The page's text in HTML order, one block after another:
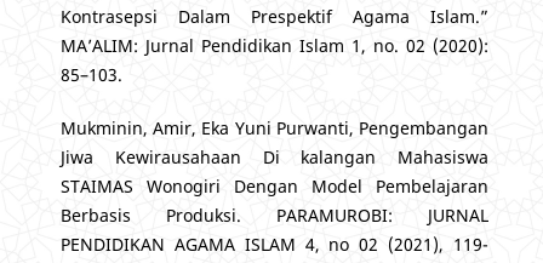
Kontrasepsi Dalam Prespektif Agama Islam.”
MA’ALIM: Jurnal Pendidikan Islam 1, no. 02 (2020):
85–103.
Mukminin, Amir, Eka Yuni Purwanti, Pengembangan
Jiwa Kewirausahaan Di kalangan Mahasiswa
STAIMAS Wonogiri Dengan Model Pembelajaran
Berbasis Produksi. PARAMUROBI: JURNAL
PENDIDIKAN AGAMA ISLAM 4, no 02 (2021), 119-